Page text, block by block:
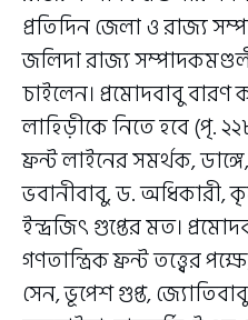
প্রতিদিন জেলা ও রাজ্য
জলিদা রাজ্য
চাইলেন। প্রমোদবাবু
লাহিড়ীকে নিতে হবে (পৃ.
ফ্রন্ট লাইনের সমর্থক,
ভবানীবাবু, ড. অধিকারী,
ইন্দ্রজিৎ গুপ্তের মত।
গণতান্ত্রিক ফ্রন্ট
সেন, ভূপেশ গুপ্ত,